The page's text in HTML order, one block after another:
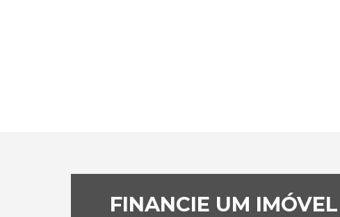
FINANCIE UM